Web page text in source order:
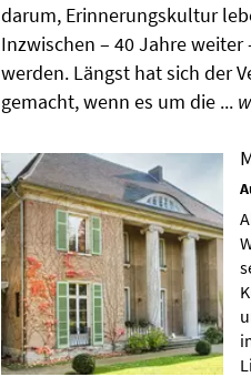
darum, Erinnerungskultur
Inzwischen – 40 Jahre
werden. Längst hat sich der
gemacht, wenn es um die ...